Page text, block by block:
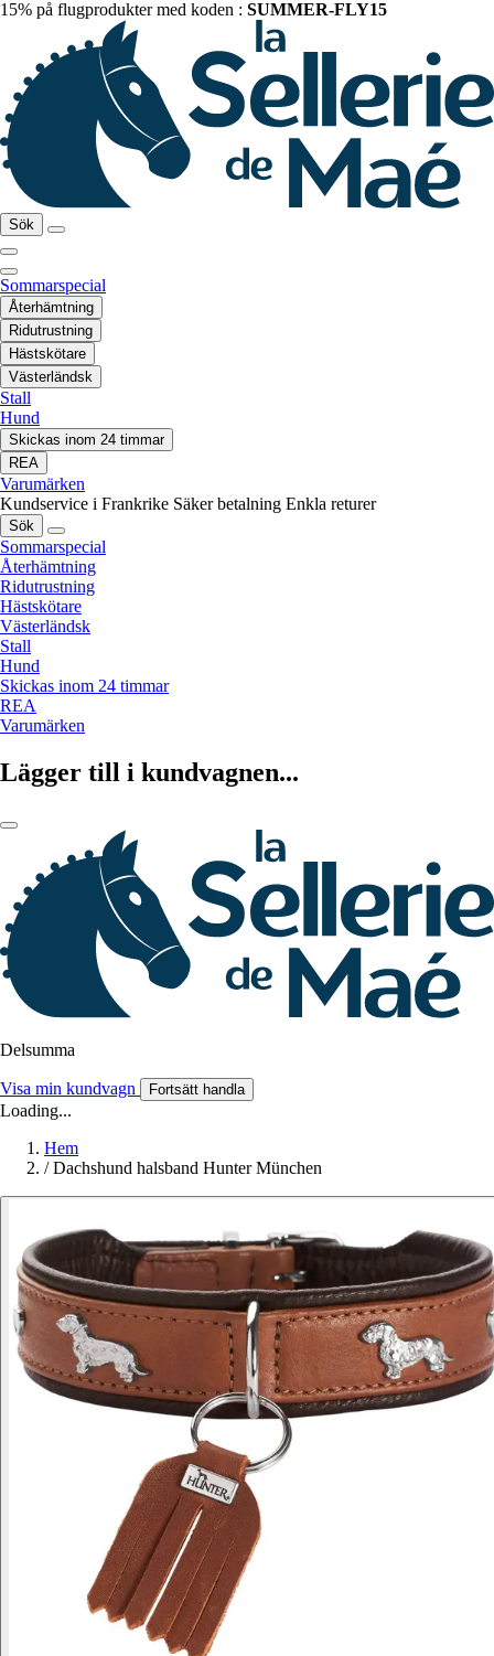
15% på flugprodukter med koden : SUMMER-FLY15
Sök
Sommarspecial
Återhämtning
Ridutrustning
Hästskötare
Västerländsk
Stall
Hund
Skickas inom 24 timmar
REA
Varumärken
Kundservice i Frankrike Säker betalning Enkla returer
Sök
Sommarspecial
Återhämtning
Ridutrustning
Hästskötare
Västerländsk
Stall
Hund
Skickas inom 24 timmar
REA
Varumärken
Lägger till i kundvagnen...
Delsumma
Visa min kundvagn Fortsätt handla
Loading...
Hem
/ Dachshund halsband Hunter München